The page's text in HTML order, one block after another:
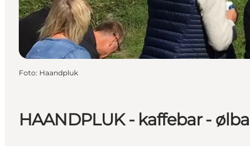
HAANDPLUK - kaffebar -
Foto: Haandpluk